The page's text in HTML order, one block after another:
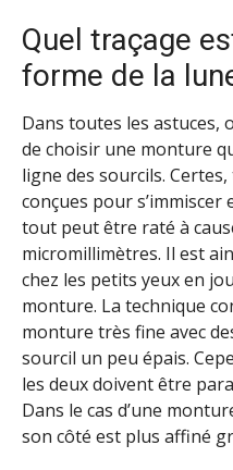
Quel traçage
forme de la
Dans toutes les astuces,
de choisir une monture
ligne des sourcils.
conçues pour
tout peut être raté à
micromillimètres. Il est
chez les petits yeux en
monture. La technique
monture très fine avec
sourcil un peu épais.
les deux doivent être
Dans le cas d’une
son côté est plus affiné